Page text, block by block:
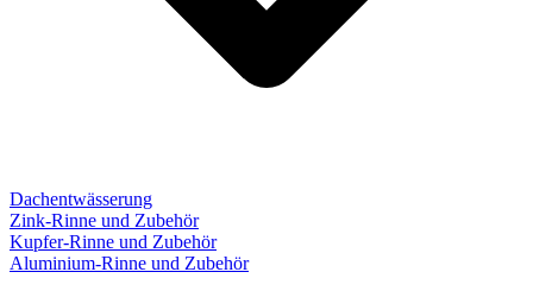
Dachentwässerung
Zink-Rinne und Zubehör
Kupfer-Rinne und Zubehör
Aluminium-Rinne und Zubehör